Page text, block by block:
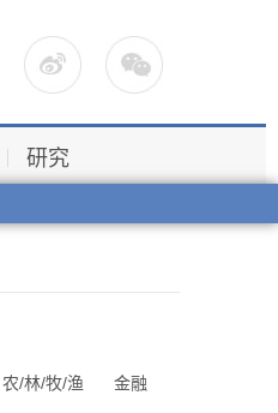
研究
农/林/牧/渔
金融